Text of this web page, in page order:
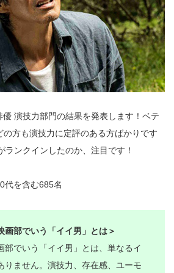
演技力部門の結果を発表します！ベテ
の方も演技力に定評のある方ばかりです
ランクインしたのか、注目です！
を含む685名
画部でいう「イイ男」とは＞
部でいう「イイ男」とは、単なるイ
りません。演技力、存在感、ユーモ